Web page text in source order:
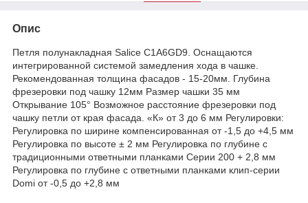
Опис
Петля полунакладная Salice C1A6GD9. Оснащаются
интегрированной системой замедления хода в чашке.
Рекомендованная толщина фасадов - 15-20мм. Глубина
фрезеровки под чашку 12мм Размер чашки 35 мм
Открывание 105° Возможное расстояние фрезеровки под
чашку петли от края фасада. «К» от 3 до 6 мм Регулировки:
Регулировка по ширине компенсированная от -1,5 до +4,5 мм
Регулировка по высоте ± 2 мм Регулировка по глубине с
традиционными ответными планками Серии 200 + 2,8 мм
Регулировка по глубине с ответными планками клип-серии
Domi от -0,5 до +2,8 мм